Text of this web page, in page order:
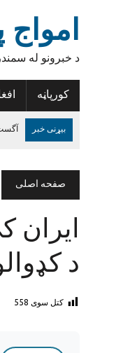
د خبرونو له
کورپاڼه
بیړنی خبر آگست 5,
آگست 4, 2026
|
آگست 4, 2026
|
جون 14, 2024
صفحه اصلی
ایران
د
کتل سوی 558